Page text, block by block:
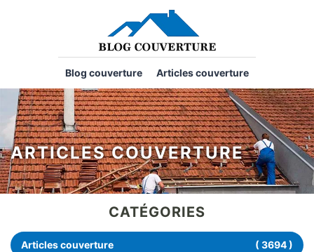
Blog couverture Articles couverture
ARTICLES COUVERTURE
CATÉGORIES
Articles couverture ( 3694 )